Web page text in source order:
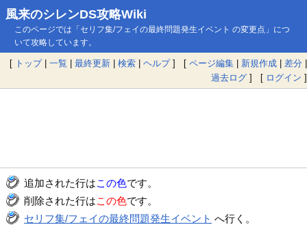
風来のシレンDS攻略Wiki
このページでは「セリフ集/フェイの最終問題発生イベント の変更点」につ
いて攻略しています。
[ トップ| 一覧 | 最終更新 | 検索 | ヘルプ] [ ページ編集 | 新規作成 | 差分 |
過去ログ ] [ ログイン ]
追加された行はこの色です。
削除された行はこの色です。
セリフ集/フェイの最終問題発生イベント へ行く。